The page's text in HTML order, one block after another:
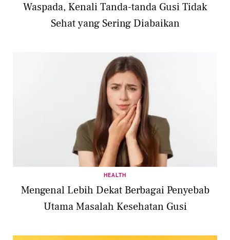
Waspada, Kenali Tanda-tanda Gusi Tidak
Sehat yang Sering Diabaikan
HEALTH
Mengenal Lebih Dekat Berbagai Penyebab
Utama Masalah Kesehatan Gusi